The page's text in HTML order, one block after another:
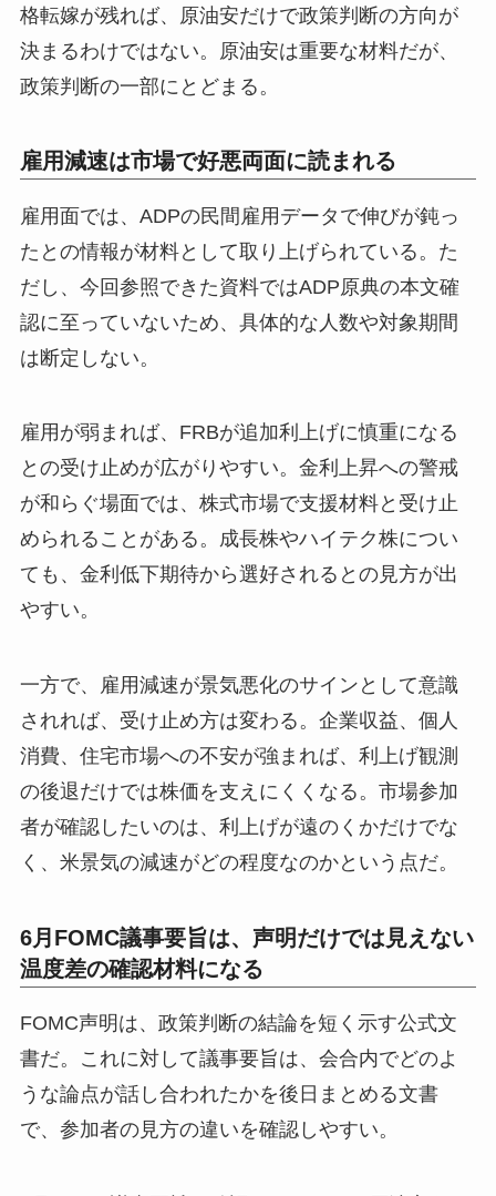
格転嫁が残れば、原油安だけで政策判断の方向が
決まるわけではない。原油安は重要な材料だが、
政策判断の一部にとどまる。
雇用減速は市場で好悪両面に読まれる
雇用面では、ADPの民間雇用データで伸びが鈍っ
たとの情報が材料として取り上げられている。た
だし、今回参照できた資料ではADP原典の本文確
認に至っていないため、具体的な人数や対象期間
は断定しない。
雇用が弱まれば、FRBが追加利上げに慎重になる
との受け止めが広がりやすい。金利上昇への警戒
が和らぐ場面では、株式市場で支援材料と受け止
められることがある。成長株やハイテク株につい
ても、金利低下期待から選好されるとの見方が出
やすい。
一方で、雇用減速が景気悪化のサインとして意識
されれば、受け止め方は変わる。企業収益、個人
消費、住宅市場への不安が強まれば、利上げ観測
の後退だけでは株価を支えにくくなる。市場参加
者が確認したいのは、利上げが遠のくかだけでな
く、米景気の減速がどの程度なのかという点だ。
6月FOMC議事要旨は、声明だけでは見えない
温度差の確認材料になる
FOMC声明は、政策判断の結論を短く示す公式文
書だ。これに対して議事要旨は、会合内でどのよ
うな論点が話し合われたかを後日まとめる文書
で、参加者の見方の違いを確認しやすい。